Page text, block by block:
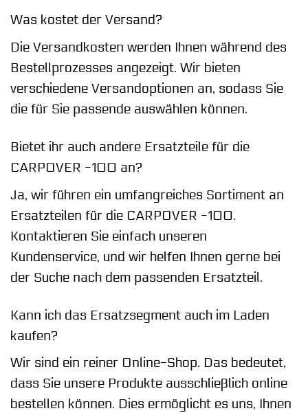
Was kostet der Versand?
Die Versandkosten werden Ihnen während des
Bestellprozesses angezeigt. Wir bieten
verschiedene Versandoptionen an, sodass Sie
die für Sie passende auswählen können.
Bietet ihr auch andere Ersatzteile für die
CARPOVER -100 an?
Ja, wir führen ein umfangreiches Sortiment an
Ersatzteilen für die CARPOVER -100.
Kontaktieren Sie einfach unseren
Kundenservice, und wir helfen Ihnen gerne bei
der Suche nach dem passenden Ersatzteil.
Kann ich das Ersatzsegment auch im Laden
kaufen?
Wir sind ein reiner Online-Shop. Das bedeutet,
dass Sie unsere Produkte ausschließlich online
bestellen können. Dies ermöglicht es uns, Ihnen